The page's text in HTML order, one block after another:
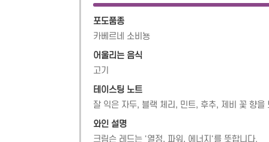
포도품종
카베르네 소비뇽
어울리는 음식
고기
테이스팅 노트
잘 익은 자두, 블랙 체리, 민트, 후추, 제비 꽃 향
와인 설명
크림슨 레드는 '열정, 파워, 에너지'를 뜻합니다.